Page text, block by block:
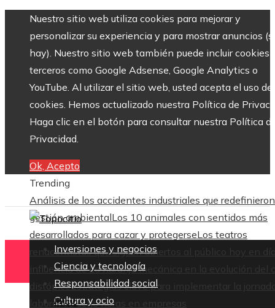
Nuestro sitio web utiliza cookies para mejorar y
personalizar su experiencia y para mostrar anuncios
hay). Nuestro sitio web también puede incluir cookies
terceros como Google Adsense, Google Analytics o
YouTube. Al utilizar el sitio web, usted acepta el uso de
cookies. Hemos actualizado nuestra Política de
Haga clic en el botón para consultar nuestra Política
Privacidad.
Ok, Acepto
Trending
Análisis de los accidentes industriales que
gestión ambientalLos 10 animales con sentidos más
desarrollados para cazar y protegerseLos teatros
renacentistas que siguen abiertos al público hoy en
influencia de La naranja mecánica en la evolución del
distópicoEstrategias clave para implementar la
laboral de ocho horas en empresas
Inversiones y negocios
Ciencia y tecnología
Responsabilidad social
Cultura y ocio
Inicio